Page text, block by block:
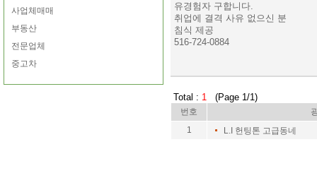
사업체매매
부동산
전문업체
중고차
유경험자 구합니다.
취업에 결격 사유 없으신 분
침식 제공
516-724-0884
Total : 1 (Page 1/1)
번호
1
L.I 헌팅톤 고급동네